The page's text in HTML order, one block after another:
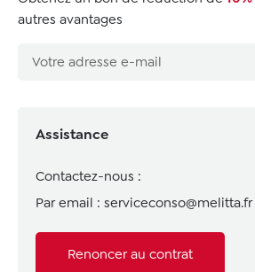
Assistance
Contactez-nous :
Par email : serviceconso@melitta.fr
Renoncer au contrat
autres avantages